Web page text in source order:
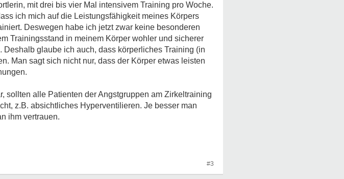
mit drei bis vier Mal intensivem Training pro Woche.
ich mich auf die Leistungsfähigkeit meines Körpers
Deswegen habe ich jetzt zwar keine besonderen
Trainingsstand in meinem Körper wohler und sicherer
glaube ich auch, dass körperliches Training (in
Man sagt sich nicht nur, dass der Körper etwas leisten
sollten alle Patienten der Angstgruppen am Zirkeltraining
z.B. absichtliches Hyperventilieren. Je besser man
ihm vertrauen.
#3